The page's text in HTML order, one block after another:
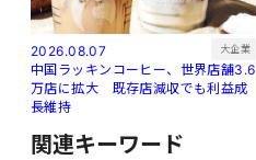
2026.08.07 大企業
中国ラッキンコーヒー、世界店舗3.6
万店に拡大 既存店減収でも利益成
長維持
関連キーワード